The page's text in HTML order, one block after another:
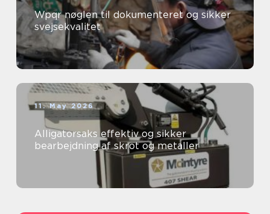
Wpqr nøglen til dokumenteret og sikker
svejsekvalitet
11. May 2026
Alligatorsaks effektiv og sikker
bearbejdning af skrot og metaller